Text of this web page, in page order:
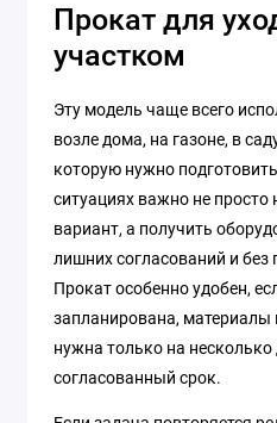
Прокат для
участком
Эту модель чаще всего
возле дома, на газоне, в
которую нужно
ситуациях важно не
вариант, а получить
лишних согласований и без
Прокат особенно удобен,
запланирована, материалы
нужна только на несколько
согласованный срок.